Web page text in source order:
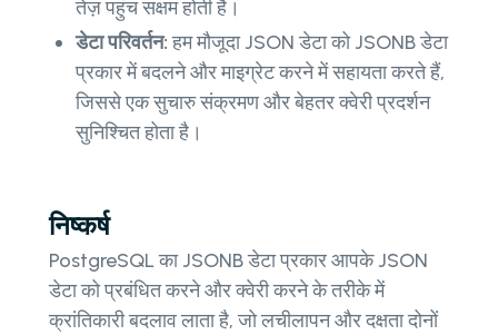
तेज़ पहुंच सक्षम होती है।
डेटा परिवर्तन:हम मौजूदा JSON डेटा को JSONB डेटा
प्रकार में बदलने और माइग्रेट करने में सहायता करते हैं,
जिससे एक सुचारु संक्रमण और बेहतर क्वेरी प्रदर्शन
सुनिश्चित होता है।
निष्कर्ष
PostgreSQL का JSONB डेटा प्रकार आपके JSON
डेटा को प्रबंधित करने और क्वेरी करने के तरीके में
क्रांतिकारी बदलाव लाता है, जो लचीलापन और दक्षता दोनों